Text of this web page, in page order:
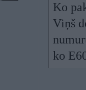
Ko
Viņš
ko